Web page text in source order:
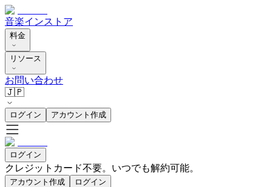
音楽インストア
料金
リソース
お問い合わせ
🇯🇵
ログイン アカウント作成
ログイン
クレジットカード不要。いつでも解約可能。
アカウント作成 ログイン